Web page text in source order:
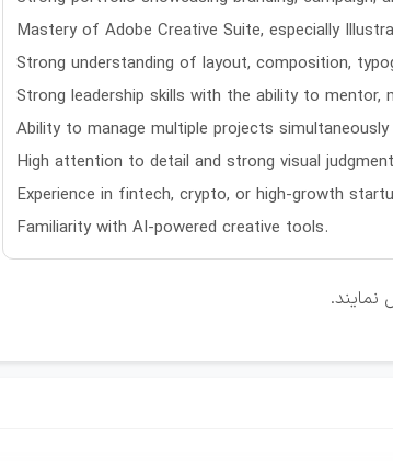
Mastery of Adobe Creative Suite, especially
Strong understanding of layout, composition,
Strong leadership skills with the ability to mentor,
Ability to manage multiple projects
High attention to detail and strong visual
Experience in fintech, crypto, or high-growth
Familiarity with AI-powered creative tools.
نمایند.